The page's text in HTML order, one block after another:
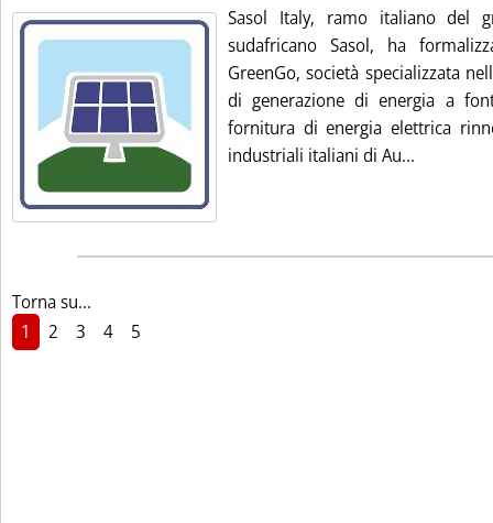
Sasol Italy, ramo italiano del
sudafricano Sasol, ha
GreenGo, società specializzata
di generazione di energia a
fornitura di energia elettrica
industriali italiani di Au...
Torna su...
1
2 3 4 5